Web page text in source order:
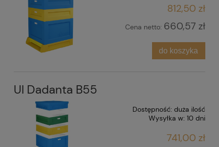
812,50 zł
Cena netto: 660,57 zł
do koszyka
Ul Dadanta B55
Dostępność: duża ilość
Wysyłka w: 10 dni
741,00 zł